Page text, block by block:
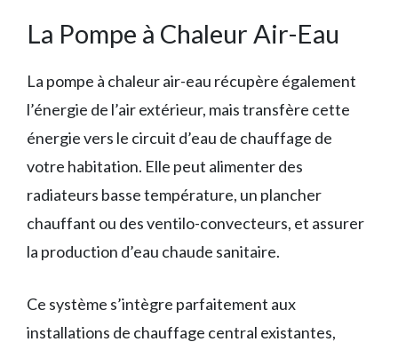
La Pompe à Chaleur Air-Eau
La pompe à chaleur air-eau récupère également
l’énergie de l’air extérieur, mais transfère cette
énergie vers le circuit d’eau de chauffage de
votre habitation. Elle peut alimenter des
radiateurs basse température, un plancher
chauffant ou des ventilo-convecteurs, et assurer
la production d’eau chaude sanitaire.
Ce système s’intègre parfaitement aux
installations de chauffage central existantes,